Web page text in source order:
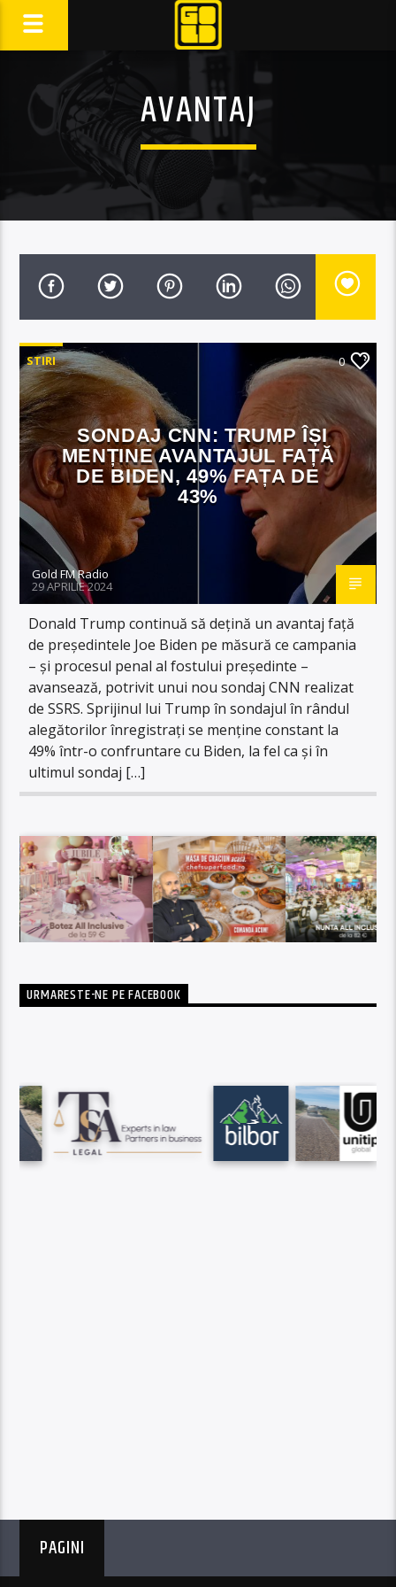
AVANTAJ
STIRI 0
SONDAJ CNN: TRUMP ÎȘI
MENȚINE AVANTAJUL FAȚĂ
DE BIDEN, 49% FAȚA DE
43%
Gold FM Radio
29 APRILIE 2024
Donald Trump continuă să dețină un avantaj față
de președintele Joe Biden pe măsură ce campania
– și procesul penal al fostului președinte –
avansează, potrivit unui nou sondaj CNN realizat
de SSRS. Sprijinul lui Trump în sondajul în rândul
alegătorilor înregistrați se menține constant la
49% într-o confruntare cu Biden, la fel ca și în
ultimul sondaj […]
URMARESTE-NE PE FACEBOOK
PAGINI